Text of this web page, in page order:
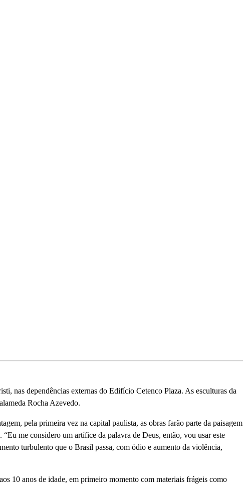
nas dependências externas do Edifí­cio Cetenco Plaza. As esculturas da
Rocha Azevedo.
pela primeira vez na capital paulista, as obras farão parte da paisagem
me considero um artí­fice da palavra de Deus, então, vou usar este
turbulento que o Brasil passa, com ódio e aumento da violência,
10 anos de idade, em primeiro momento com materiais frágeis como